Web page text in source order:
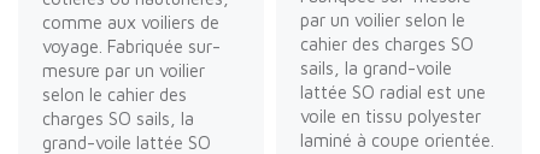
comme aux voiliers de
voyage. Fabriquée sur-
mesure par un voilier
selon le cahier des
charges SO sails, la
grand-voile lattée SO
par un voilier selon le
cahier des charges SO
sails, la grand-voile
lattée SO radial est une
voile en tissu polyester
laminé à coupe orientée.